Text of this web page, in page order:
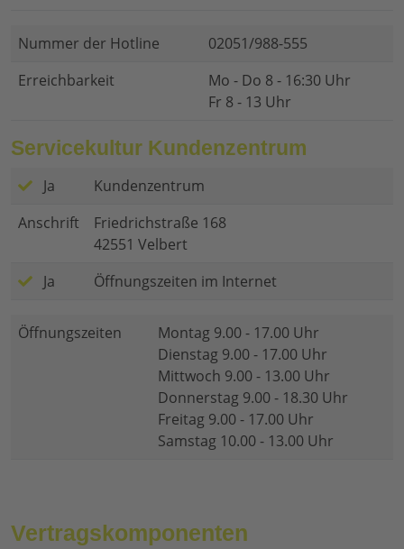
Nummer der Hotline
02051/988-555
Erreichbarkeit
Mo - Do 8 - 16:30 Uhr
Fr 8 - 13 Uhr
Servicekultur Kundenzentrum
Ja
Kundenzentrum
Anschrift
Friedrichstraße 168
42551 Velbert
Ja
Öffnungszeiten im Internet
Öffnungszeiten
Montag 9.00 - 17.00 Uhr
Dienstag 9.00 - 17.00 Uhr
Mittwoch 9.00 - 13.00 Uhr
Donnerstag 9.00 - 18.30 Uhr
Freitag 9.00 - 17.00 Uhr
Samstag 10.00 - 13.00 Uhr
Vertragskomponenten